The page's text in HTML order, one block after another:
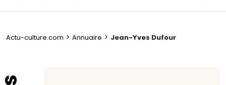
Actu-culture.com > Annuaire > Jean-Yves Dufour